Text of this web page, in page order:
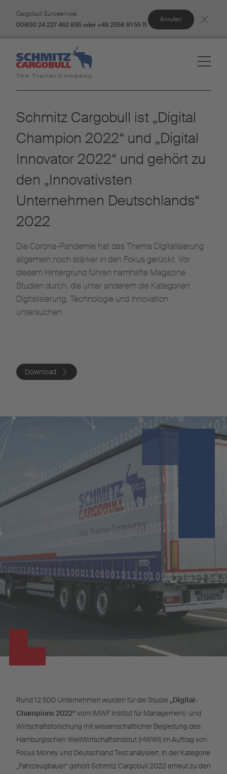
Cargobull Euroservice:
00800 24 227 462 855 oder +49 2558 81 55 11
Anrufen
Schmitz Cargobull ist „Digital
Champion 2022“ und „Digital
Innovator 2022“ und gehört zu
den „Innovativsten
Unternehmen Deutschlands“
2022
Die Corona-Pandemie hat das Thema Digitalisierung
allgemein noch stärker in den Fokus gerückt. Vor
diesem Hintergrund führen namhafte Magazine
Studien durch, die unter anderem die Kategorien
Digitalisierung, Technologie und Innovation
untersuchen.
Download
Rund 12.500 Unternehmen wurden für die Studie „Digital-
Champions 2022“ vom IMWF Institut für Management- und
Wirtschaftsforschung mit wissenschaftlicher Begleitung des
Hamburgischen WeltWirtschaftsInstitut (HWWI) im Auftrag von
Focus Money und Deutschland Test analysiert. In der Kategorie
„Fahrzeugbauer“ gehört Schmitz Cargobull 2022 erneut zu den